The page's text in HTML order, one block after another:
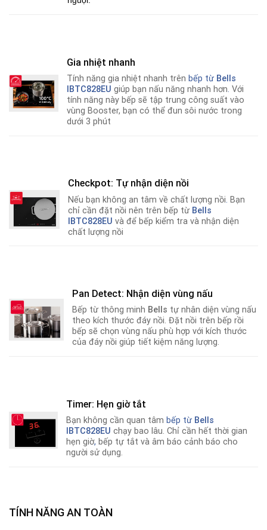
Gia nhiệt nhanh
Tính năng gia nhiệt nhanh trên bếp từ Bells
IBTC828EU giúp bạn nấu năng nhanh hơn. Với
tính năng này bếp sẽ tập trung công suất vào
vùng Booster, bạn có thể đun sôi nước trong
dưới 3 phút
Checkpot: Tự nhận diện nồi
Nếu bạn không an tâm về chất lượng nồi. Bạn
chỉ cần đặt nồi nên trên bếp từ Bells
IBTC828EU và để bếp kiểm tra và nhận diện
chất lượng nồi
Pan Detect: Nhận diện vùng nấu
Bếp từ thông minh Bells tự nhân diện vùng nấu
theo kích thước đáy nồi. Đặt nồi trên bếp rồi
bếp sẽ chọn vùng nấu phù hợp với kích thước
của đáy nồi giúp tiết kiệm năng lượng.
Timer: Hẹn giờ tắt
Bạn không cần quan tâm bếp từ Bells
IBTC828EU chạy bao lâu. Chỉ cần hết thời gian
hẹn giờ, bếp tự tắt và âm báo cảnh báo cho
người sử dụng.
TÍNH NĂNG AN TOÀN